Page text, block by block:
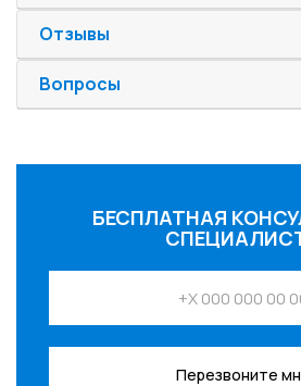
Отзывы
Вопросы
БЕСПЛАТНАЯ
Перезвоните